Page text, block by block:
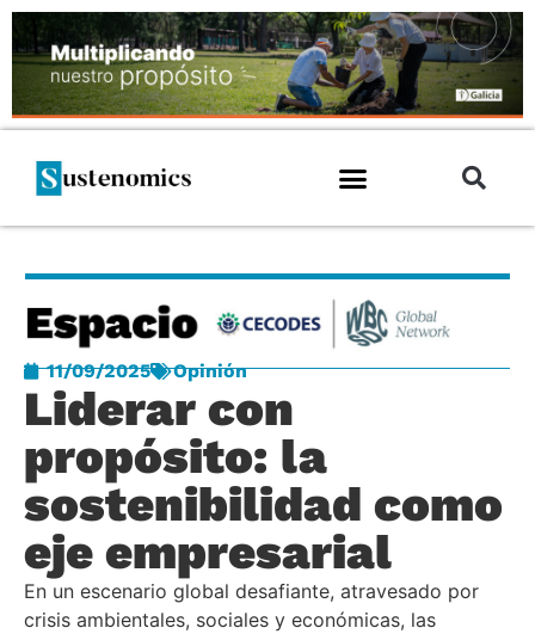
11/09/2025 Opinión
Liderar con
propósito: la
sostenibilidad como
eje empresarial
En un escenario global desafiante, atravesado por
crisis ambientales, sociales y económicas, las